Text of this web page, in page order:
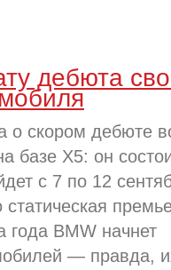
дебюта
о скором дебюте
базе X5: он
с 7 по 12
BMW начнет
— правда,